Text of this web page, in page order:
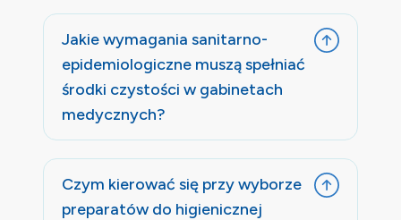
Jakie wymagania sanitarno-
epidemiologiczne muszą spełniać
środki czystości w gabinetach
medycznych?
Czym kierować się przy wyborze
preparatów do higienicznej